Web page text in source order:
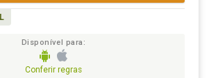
Disponível para:
Conferir regras